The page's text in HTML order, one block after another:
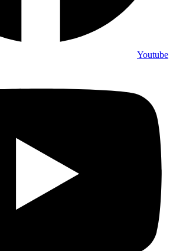
Youtube